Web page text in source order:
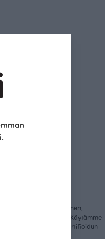
Olemme aidosti vastuullinen,
kotimainen designyritys. Käytämme
vain GOTS- ja Ökotex-sertifioidun